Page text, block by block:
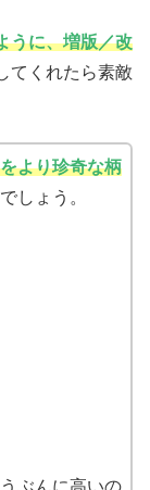
うに、増版／改
てくれたら素敵
より珍奇な柄
しょう。
ぶんに高いの